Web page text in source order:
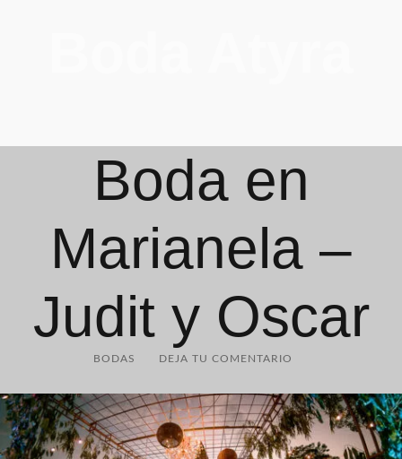
Boda en
Marianela –
Judit y Oscar
BODAS DEJA TU COMENTARIO